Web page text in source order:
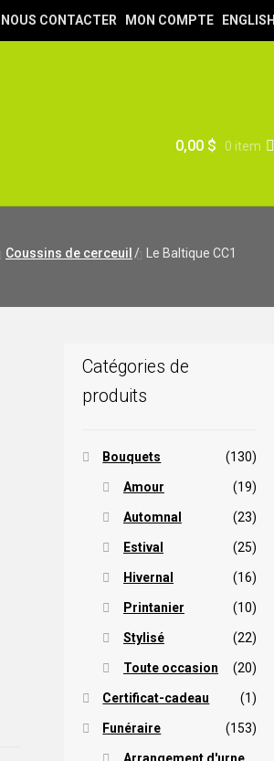
NOUS CONTACTER MON COMPTE ENGLISH
0,00 $ 0 item
Coussins de cerceuil / Le Baltique CC1
Catégories de
produits
Bouquets (130)
Amour (19)
Automnal (23)
Estival (25)
Hivernal (16)
Printanier (10)
Stylisé (22)
Toute occasion (20)
Certificat-cadeau (1)
Funéraire (153)